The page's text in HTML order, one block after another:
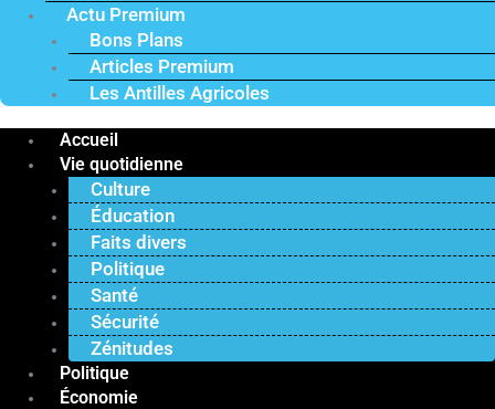
Actu Premium
Bons Plans
Articles Premium
Les Antilles Agricoles
Accueil
Vie quotidienne
Culture
Éducation
Faits divers
Politique
Santé
Sécurité
Zénitudes
Politique
Économie